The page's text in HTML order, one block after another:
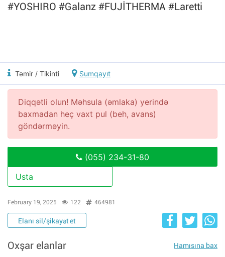
#YOSHIRO #Galanz #FUJİTHERMA #Laretti
Təmir / Tikinti Sumqayıt
Diqqətli olun! Məhsula (əmlaka) yerində
baxmadan heç vaxt pul (beh, avans)
göndərməyin.
(055) 234-31-80
Usta
February 19, 2025 122 464981
Elanı sil/şikayət et
Oxşar elanlar Hamısına bax